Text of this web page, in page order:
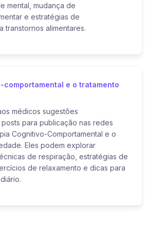
mental, mudança de
e estratégias de
transtornos alimentares.
comportamental e o tratamento
médicos sugestões
para publicação nas redes
Cognitivo-Comportamental e o
Eles podem explorar
de respiração, estratégias de
de relaxamento e dicas para